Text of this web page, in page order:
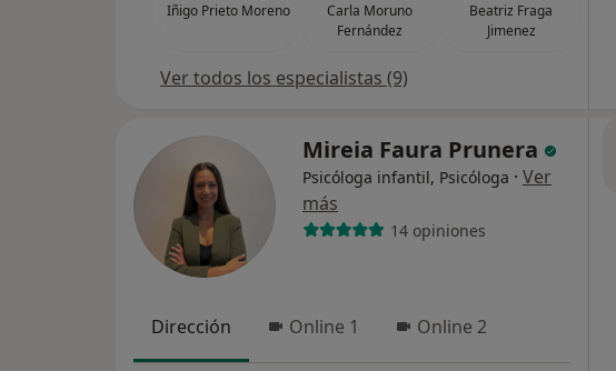
Iñigo Prieto Moreno
Carla Moruno
Fernández
Beatriz Fraga
Jimenez
Ver todos los especialistas (9)
Mireia Faura Prunera
Psicóloga infantil, Psicóloga · Ver
más
14 opiniones
Dirección Online 1 Online 2